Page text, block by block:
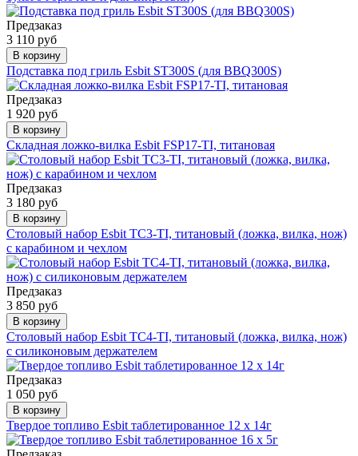
Предзаказ
3 110 руб
В корзину
Подставка под гриль Esbit ST300S (для BBQ300S)
Предзаказ
1 920 руб
В корзину
Складная ложко-вилка Esbit FSP17-TI, титановая
Предзаказ
3 180 руб
В корзину
Столовый набор Esbit TC3-TI, титановый (ложка, вилка, нож)
с карабином и чехлом
Предзаказ
3 850 руб
В корзину
Столовый набор Esbit TC4-TI, титановый (ложка, вилка, нож)
с силиконовым держателем
Предзаказ
1 050 руб
В корзину
Твердое топливо Esbit таблетированное 12 x 14г